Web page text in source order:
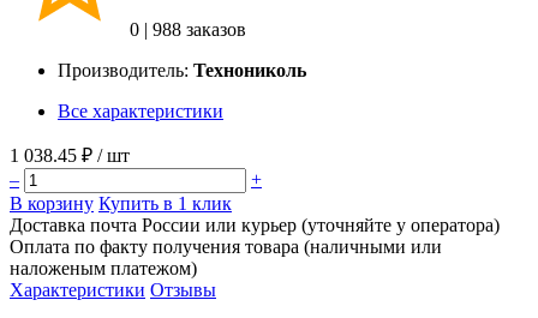
0 | 988 заказов
Производитель: Технониколь
Все характеристики
1 038.45 ₽ / шт
–
+
В корзину Купить в 1 клик
Доставка почта России или курьер (уточняйте у оператора)
Оплата по факту получения товара (наличными или
наложеным платежом)
Характеристики Отзывы